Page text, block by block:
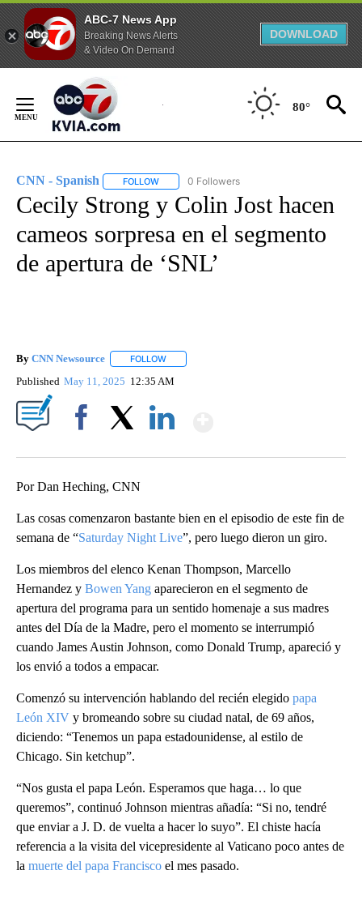
ABC-7 News App
Breaking News Alerts
& Video On Demand
DOWNLOAD
Content
80°
CNN - Spanish FOLLOW FOLLOW "CNN - SPANISH" TO RECEIVE
0 Followers
Cecily Strong y Colin Jost hacen
cameos sorpresa en el segmento
de apertura de ‘SNL’
By CNN Newsource FOLLOW
Published May 11, 2025 12:35 AM
Por Dan Heching, CNN
Las cosas comenzaron bastante bien en el episodio de este fin de
semana de “Saturday Night Live”, pero luego dieron un giro.
Los miembros del elenco Kenan Thompson, Marcello
Hernandez y Bowen Yang aparecieron en el segmento de
apertura del programa para un sentido homenaje a sus madres
antes del Día de la Madre, pero el momento se interrumpió
cuando James Austin Johnson, como Donald Trump, apareció y
los envió a todos a empacar.
Comenzó su intervención hablando del recién elegido papa
León XIV y bromeando sobre su ciudad natal, de 69 años,
diciendo: “Tenemos un papa estadounidense, al estilo de
Chicago. Sin ketchup”.
“Nos gusta el papa León. Esperamos que haga… lo que
queremos”, continuó Johnson mientras añadía: “Si no, tendré
que enviar a J. D. de vuelta a hacer lo suyo”. El chiste hacía
referencia a la visita del vicepresidente al Vaticano poco antes de
la muerte del papa Francisco el mes pasado.